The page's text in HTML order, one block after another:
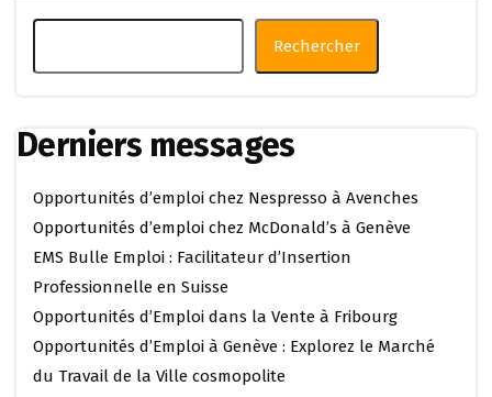
Rechercher
Derniers messages
Opportunités d’emploi chez Nespresso à Avenches
Opportunités d’emploi chez McDonald’s à Genève
EMS Bulle Emploi : Facilitateur d’Insertion
Professionnelle en Suisse
Opportunités d’Emploi dans la Vente à Fribourg
Opportunités d’Emploi à Genève : Explorez le Marché
du Travail de la Ville cosmopolite